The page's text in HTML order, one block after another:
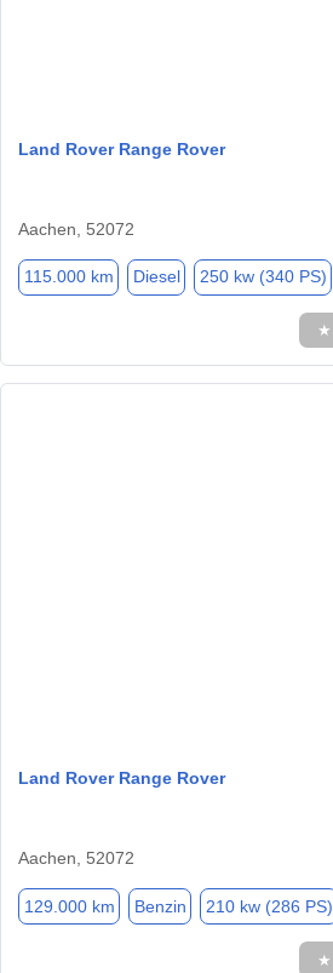
Land Rover Range Rover
Aachen, 52072
115.000 km Diesel 250 kw (340 PS)
★
Land Rover Range Rover
Aachen, 52072
129.000 km Benzin 210 kw (286 PS)
★